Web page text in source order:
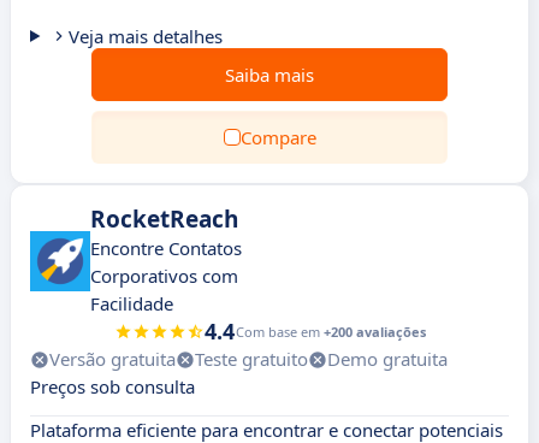
Veja mais detalhes
Saiba mais
Compare
RocketReach
Encontre Contatos
Corporativos com
Facilidade
4.4Com base em +200 avaliações
Versão gratuita Teste gratuito
Demo gratuita
Preços sob consulta
Plataforma eficiente para encontrar e conectar potenciais